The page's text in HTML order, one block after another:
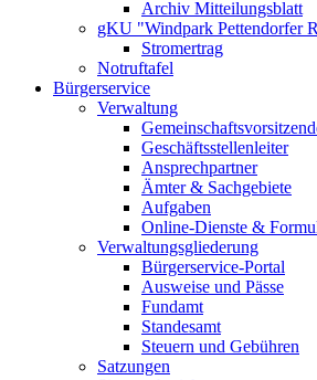
Archiv Mitteilungsblatt
gKU "Windpark Pettendorfer
Stromertrag
Notruftafel
Bürgerservice
Verwaltung
Geschäftsstellenleiter
Ansprechpartner
Ämter & Sachgebiete
Aufgaben
Online-Dienste &
Verwaltungsgliederung
Bürgerservice-Portal
Ausweise und Pässe
Fundamt
Standesamt
Steuern und Gebühren
Satzungen